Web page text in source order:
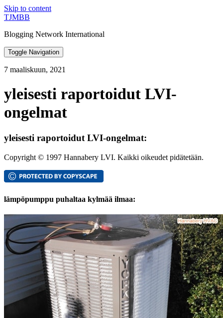
Skip to content
TJMBB
Blogging Network International
Toggle Navigation
7 maaliskuun, 2021
yleisesti raportoidut LVI-
ongelmat
yleisesti raportoidut LVI-ongelmat:
Copyright © 1997 Hannabery LVI. Kaikki oikeudet pidätetään.
lämpöpumppu puhaltaa kylmää ilmaa: